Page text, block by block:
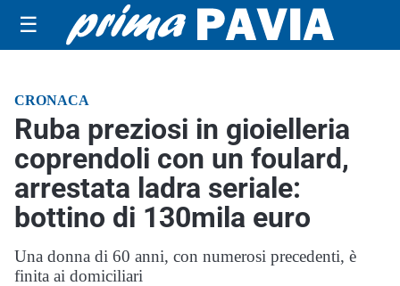
☰
CRONACA
Ruba preziosi in gioielleria
coprendoli con un foulard,
arrestata ladra seriale:
bottino di 130mila euro
Una donna di 60 anni, con numerosi precedenti, è
finita ai domiciliari